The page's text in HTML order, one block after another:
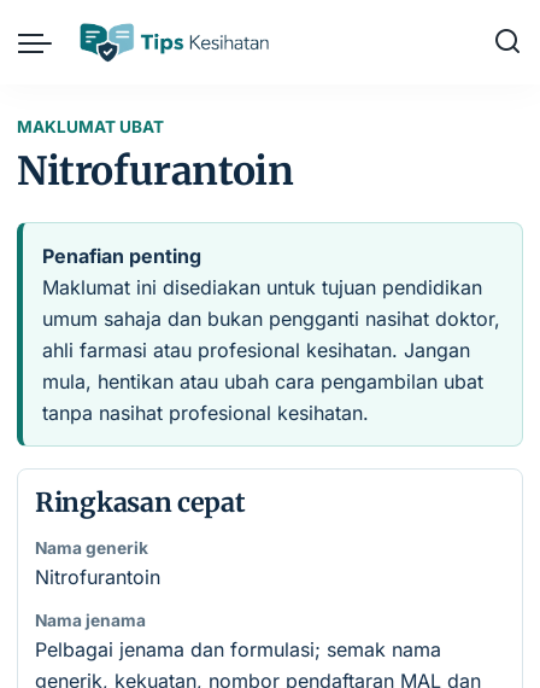
MAKLUMAT UBAT
Nitrofurantoin
Penafian penting
Maklumat ini disediakan untuk tujuan pendidikan
umum sahaja dan bukan pengganti nasihat doktor,
ahli farmasi atau profesional kesihatan. Jangan
mula, hentikan atau ubah cara pengambilan ubat
tanpa nasihat profesional kesihatan.
Ringkasan cepat
Nama generik
Nitrofurantoin
Nama jenama
Pelbagai jenama dan formulasi; semak nama
generik, kekuatan, nombor pendaftaran MAL dan